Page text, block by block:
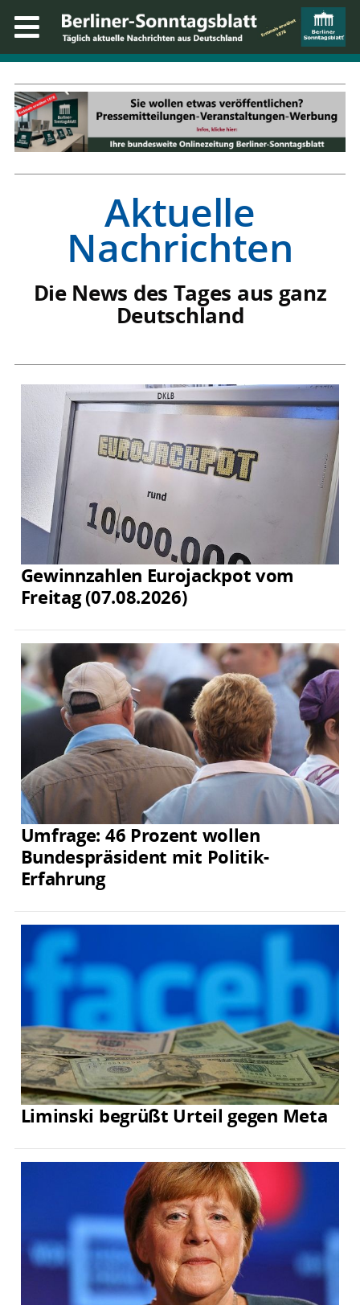
Aktuelle
Nachrichten
Die News des Tages aus ganz
Deutschland
Gewinnzahlen Eurojackpot vom
Freitag (07.08.2026)
Umfrage: 46 Prozent wollen
Bundespräsident mit Politik-
Erfahrung
Liminski begrüßt Urteil gegen Meta